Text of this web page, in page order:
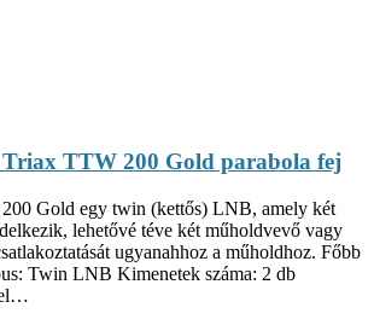
TTW 200 Gold parabola fej
Gold egy twin (kettős) LNB, amely két
lehetővé téve két műholdvevő vagy
ugyanahhoz a műholdhoz. Főbb
Twin LNB Kimenetek száma: 2 db